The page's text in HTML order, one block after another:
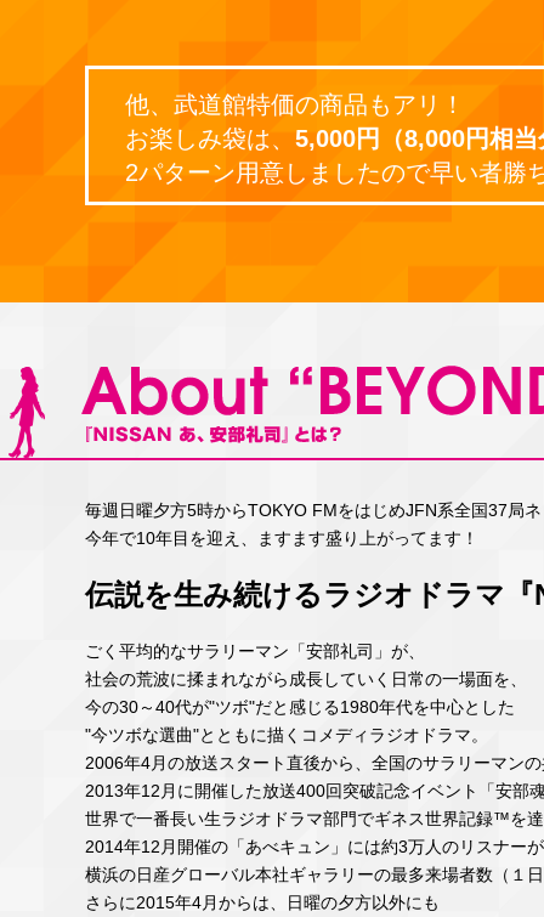
他、武道館特価の商品もアリ！
お楽しみ袋は、 5,000円（8,000円相当
2パターン用意しましたので早い者勝
毎週日曜夕方5時からTOKYO FMをはじめJFN系全国37局
今年で10年目を迎え、ますます盛り上がってます！
伝説を生み続けるラジオドラマ
ごく平均的なサラリーマン「安部礼司」が、
社会の荒波に揉まれながら成長していく日常の一場面を、
今の30～40代が"ツボ"だと感じる1980年代を中心とした
"今ツボな選曲"とともに描くコメディラジオドラマ。
2006年4月の放送スタート直後から、全国のサラリーマン
2013年12月に開催した放送400回突破記念イベント「安部
世界で一番長い生ラジオドラマ部門でギネス世界記録™を
2014年12月開催の「あべキュン」には約3万人のリスナー
横浜の日産グローバル本社ギャラリーの最多来場者数（１
さらに2015年4月からは、日曜の夕方以外にも